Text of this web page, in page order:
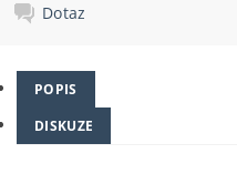
Dotaz
POPIS
DISKUZE